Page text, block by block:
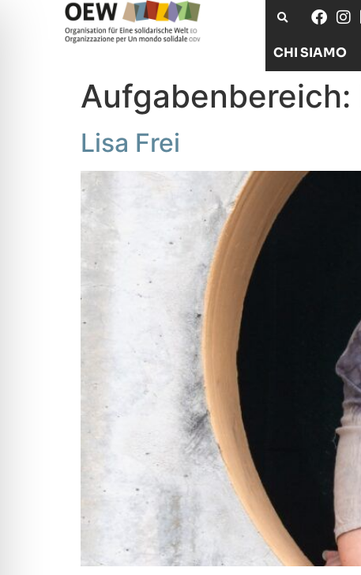
CHI SIAMO
Aufgabenbereich:
Lisa Frei